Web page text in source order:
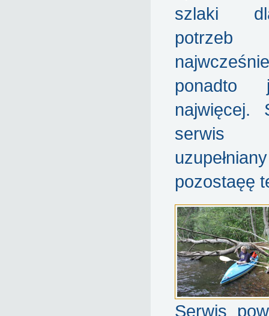
szlaki
potrzeb
ponadto
najwięcej.
serwis
pozostaęę
Serwis